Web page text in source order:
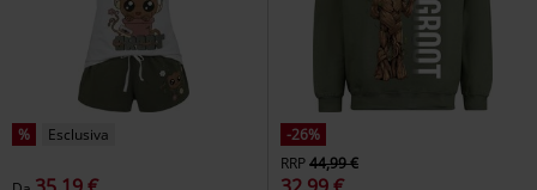
% Esclusiva
-26%
RRP44,99 €